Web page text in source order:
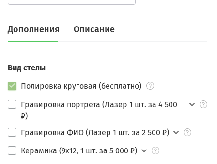
Дополнения Описание
Вид стелы
Полировка круговая (бесплатно)
Гравировка портрета (Лазер 1 шт. за 4 500
₽)
Гравировка ФИО (Лазер 1 шт. за 2 500 ₽)
Керамика (9х12, 1 шт. за 5 000 ₽)